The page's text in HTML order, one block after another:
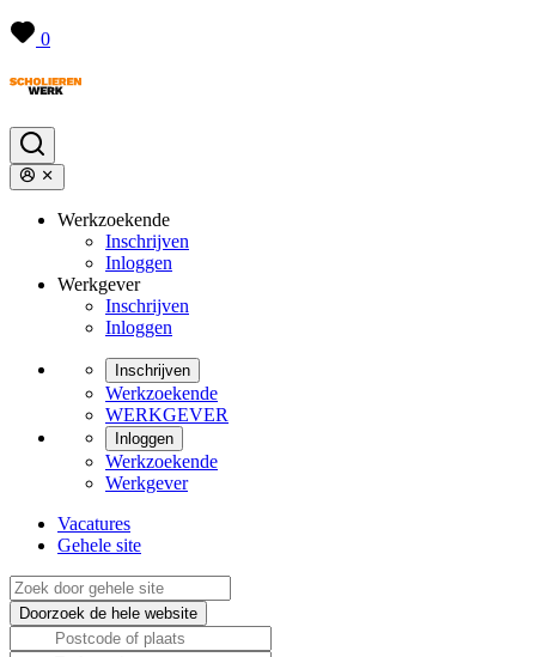
0
Werkzoekende
Inschrijven
Inloggen
Werkgever
Inschrijven
Inloggen
Inschrijven
Werkzoekende
WERKGEVER
Inloggen
Werkzoekende
Werkgever
Vacatures
Gehele site